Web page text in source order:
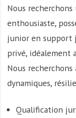
Nous
enthousiaste,
junior en support
privé, idéalement
Nous
dynamiques,
Qualification